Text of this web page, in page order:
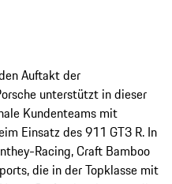
Auftakt der
unterstützt in dieser
Kundenteams mit
Einsatz des 911 GT3 R. In
Racing, Craft Bamboo
die in der Topklasse mit